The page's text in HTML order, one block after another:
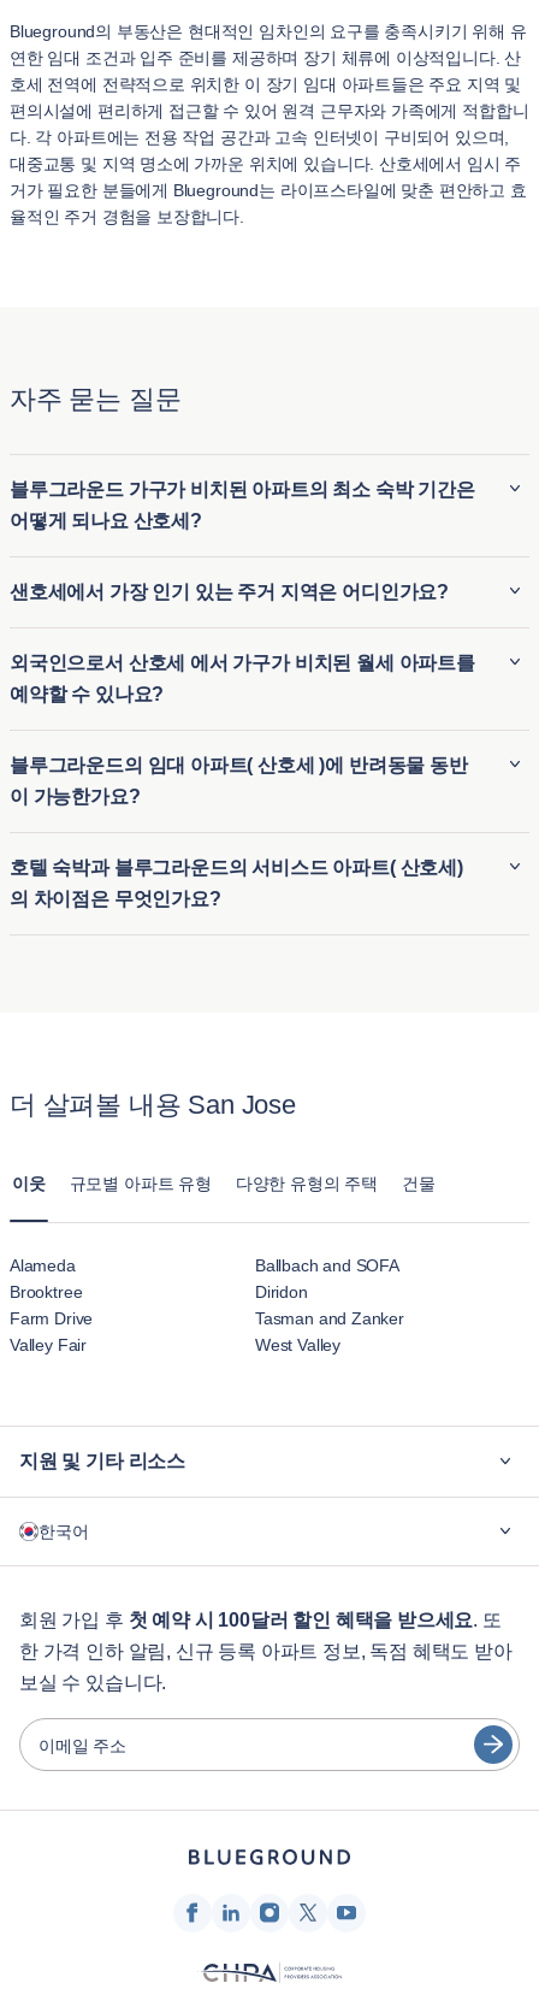
Blueground의 부동산은 현대적인 임차인의 요구를 충족시키기 위해 유
연한 임대 조건과 입주 준비를 제공하며 장기 체류에 이상적입니다. 산
호세 전역에 전략적으로 위치한 이 장기 임대 아파트들은 주요 지역 및
편의시설에 편리하게 접근할 수 있어 원격 근무자와 가족에게 적합합니
다. 각 아파트에는 전용 작업 공간과 고속 인터넷이 구비되어 있으며,
대중교통 및 지역 명소에 가까운 위치에 있습니다. 산호세에서 임시 주
거가 필요한 분들에게 Blueground는 라이프스타일에 맞춘 편안하고 효
율적인 주거 경험을 보장합니다.
자주 묻는 질문
블루그라운드 가구가 비치된 아파트의 최소 숙박 기간은
어떻게 되나요 산호세?
간은 일반적으로 30 박 입니다. 따라서 가구가 완비된 장기 임
대 숙소( 산호세 )와 임시 숙소가 필요한 단기 숙소 옵션 모두에
이상적입니다. 블루그라운드는 이사 또는 장기 방문 등 다양한
체류 기간에 유연하게 대응할 수 있습니다.
샌호세에서 가장 인기 있는 주거 지역은 어디인가요?
윌로우 글렌(Willow Glen)
역사적인 건축물, 부티크 상점과 카페로 가득한 활기찬 다운
타운 지역으로 유명합니다.
산호세 다운타운
어우러진 역동적인 도시 생활을 제공하여 젊은 전문가들에
게 이상적입니다.
알마덴 밸리(Almaden Valley)
외국인으로서 산호세 에서 가구가 비치된 월세 아파트를
예약할 수 있나요?
므로 외국인도 산호세 에서 월세 아파트를 쉽게 예약할 수 있습
니다. 비즈니스나 레저를 위해 산호세 에서 월세 아파트를 찾고
계신다면, 블루그라운드는 도시에 익숙하지 않은 분들에게 유
연하고 편리한 임시 주거 옵션을 제공합니다. 따라서 외국인이
나 여행객은 장기 계약 없이도 가구가 완비된 숙소에 쉽게 정착
할 수 있습니다.
블루그라운드의 임대 아파트( 산호세 )에 반려동물 동반
이 가능한가요?
친화적이어서 세입자가 반려동물을 동반할 수 있습니다. 산호
세 의 반려동물 동반 가능 아파트는 공원 및 반려동물에게 적합
한 기타 편의시설 근처에 위치한 숙소가 많아 반려동물과 함께
호텔 숙박과 블루그라운드의 서비스드 아파트( 산호세)
의 차이점은 무엇인가요?
느낌보다는 집과 같은 느낌을 줍니다.
더 살펴볼 내용 San Jose
이웃 규모별 아파트 유형 다양한 유형의 주택 건물
Alameda
Ballbach and SOFA
Brooktree
Diridon
Farm Drive
Tasman and Zanker
Valley Fair
West Valley
지원 및 기타 리소스
기업용
게스트 서비스
도시 가이드
파트너
가구 렌탈 사업자
한국어
English
Português
Español
회원 가입 후 첫 예약 시 100달러 할인 혜택을 받으세요. 또
한 가격 인하 알림, 신규 등록 아파트 정보, 독점 혜택도 받아
보실 수 있습니다.
이메일 주소